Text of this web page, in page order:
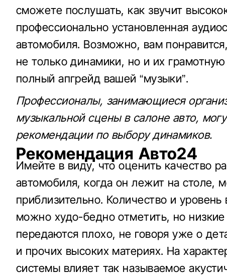
сможете послушать, как звучит
профессионально установленная
автомобиля. Возможно, вам
не только динамики, но и их грамотную
полный апгрейд вашей “музыки”.
Профессионалы, занимающиеся
музыкальной сцены в салоне авто,
рекомендации по выбору динамиков.
Рекомендация Авто24
Имейте в виду, что оценить качество
автомобиля, когда он лежит на столе,
приблизительно. Количество и
можно худо-бедно отметить, но
передаются плохо, не говоря уже о
и прочих высоких материях. На
системы влияет так называемое